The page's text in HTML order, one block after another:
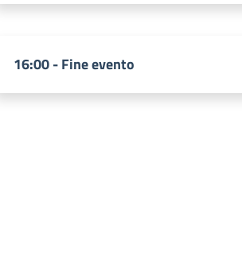
16:00 - Fine evento